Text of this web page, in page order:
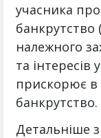
учасника
банкрутство
належного
та інтересів
прискорює в
банкрутство.
Детальніше